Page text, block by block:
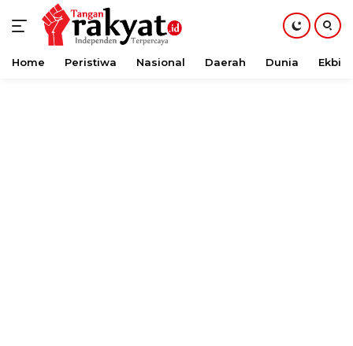
Langsung
Home Peristiwa Nasional Daerah Dunia Ekbis